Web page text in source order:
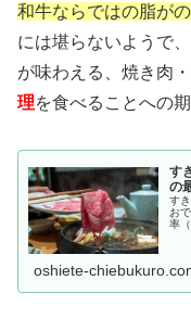
和牛ならではの脂が
には堪らないようで
が味わえる、焼き肉
理を食べることへの
す
の
す
お
率
oshiete-